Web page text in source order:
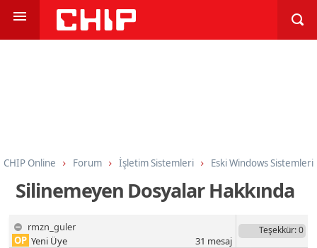
CHIP Online Forum İşletim Sistemleri Eski Windows Sistemleri
Silinemeyen Dosyalar Hakkında
rmzn_guler
OP Yeni Üye
Teşekkür: 0
31 mesaj